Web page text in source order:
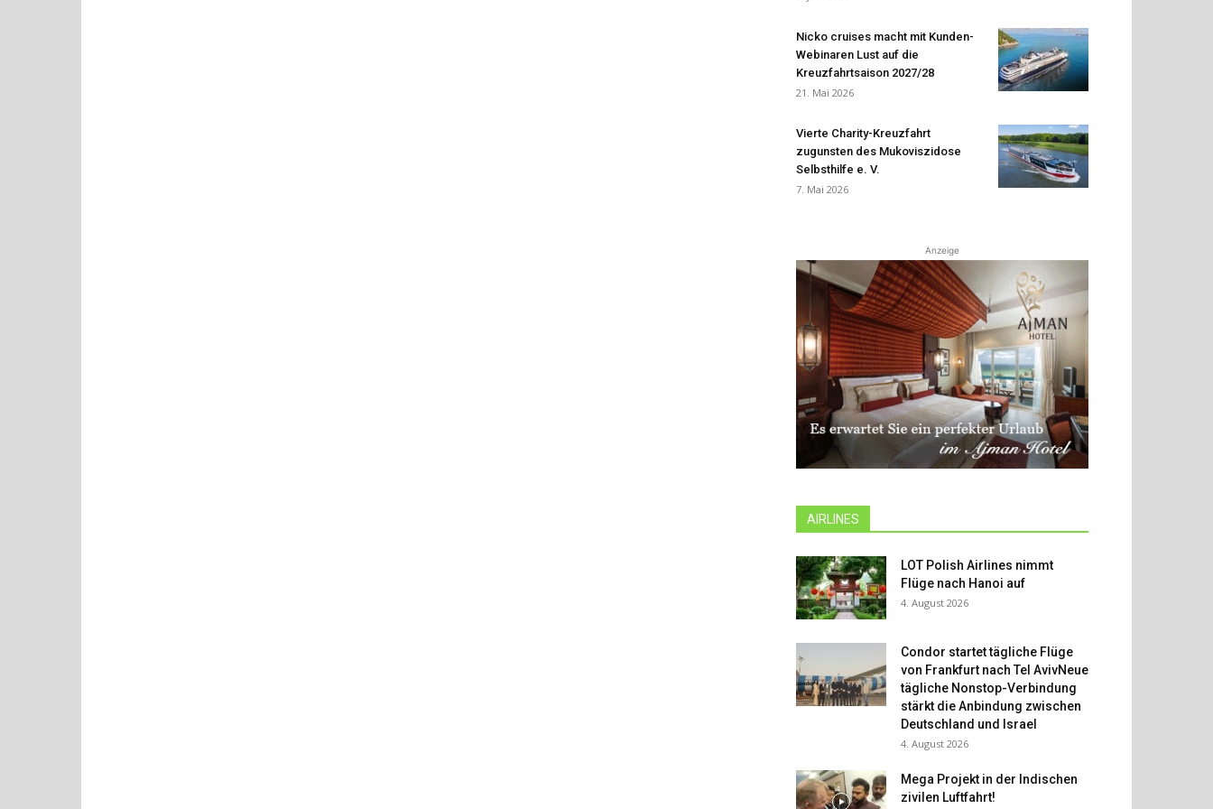
Nicko cruises macht mit Kunden-
Webinaren Lust auf die
Kreuzfahrtsaison 2027/28
21. Mai 2026
Vierte Charity-Kreuzfahrt
zugunsten des Mukoviszidose
Selbsthilfe e. V.
7. Mai 2026
Anzeige
AIRLINES
LOT Polish Airlines nimmt
Flüge nach Hanoi auf
4. August 2026
Condor startet tägliche Flüge
von Frankfurt nach Tel AvivNeue
tägliche Nonstop-Verbindung
stärkt die Anbindung zwischen
Deutschland und Israel
4. August 2026
Mega Projekt in der Indischen
zivilen Luftfahrt!